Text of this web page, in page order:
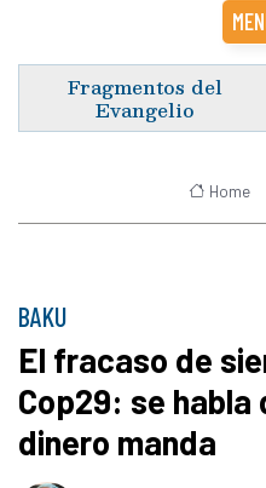
Fragmentos del
Evangelio
Home
BAKU
El fracaso de
Cop29: se habla
dinero manda